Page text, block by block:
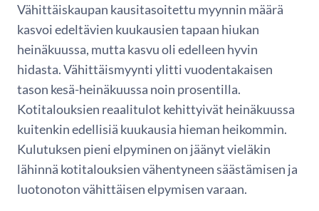
Vähittäiskaupan kausitasoitettu myynnin määrä
kasvoi edeltävien kuukausien tapaan hiukan
heinäkuussa, mutta kasvu oli edelleen hyvin
hidasta. Vähittäismyynti ylitti vuodentakaisen
tason kesä-heinäkuussa noin prosentilla.
Kotitalouksien reaalitulot kehittyivät heinäkuussa
kuitenkin edellisiä kuukausia hieman heikommin.
Kulutuksen pieni elpyminen on jäänyt vieläkin
lähinnä kotitalouksien vähentyneen säästämisen ja
luotonoton vähittäisen elpymisen varaan.